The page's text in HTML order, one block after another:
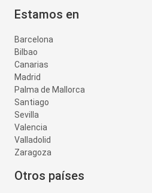
Estamos en
Barcelona
Bilbao
Canarias
Madrid
Palma de Mallorca
Santiago
Sevilla
Valencia
Valladolid
Zaragoza
Otros países